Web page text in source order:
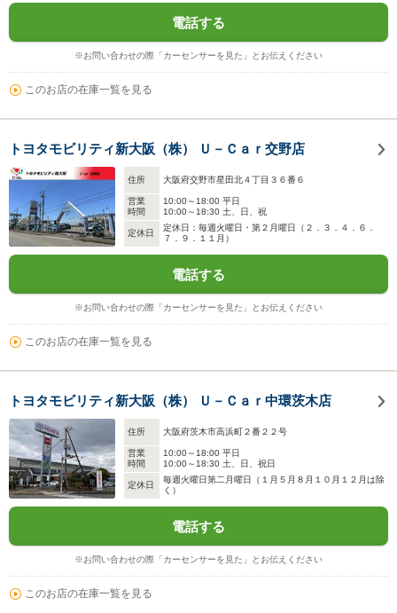
電話する
※お問い合わせの際「カーセンサーを見た」とお伝えください
このお店の在庫一覧を見る
トヨタモビリティ新大阪（株） Ｕ－Ｃａｒ交野店
住所 大阪府交野市星田北４丁目３６番６
営業
時間
10:00～18:00 平日
10:00～18:30 土、日、祝
定休日
定休日：毎週火曜日・第２月曜日（２．３．４．６．
７．９．１１月）
電話する
※お問い合わせの際「カーセンサーを見た」とお伝えください
このお店の在庫一覧を見る
トヨタモビリティ新大阪（株） Ｕ－Ｃａｒ中環茨木店
住所 大阪府茨木市高浜町２番２２号
営業
時間
10:00～18:00 平日
10:00～18:30 土、日、祝日
定休日
毎週火曜日第二月曜日（１月５月８月１０月１２月は除
く）
電話する
※お問い合わせの際「カーセンサーを見た」とお伝えください
このお店の在庫一覧を見る